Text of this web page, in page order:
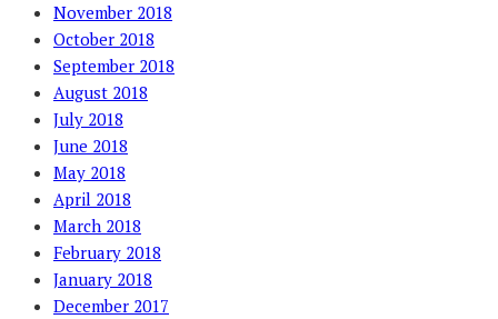
November 2018
October 2018
September 2018
August 2018
July 2018
June 2018
May 2018
April 2018
March 2018
February 2018
January 2018
December 2017